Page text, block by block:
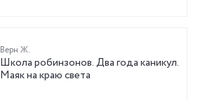
Верн Ж.
Школа робинзонов. Два года каникул.
Маяк на краю света